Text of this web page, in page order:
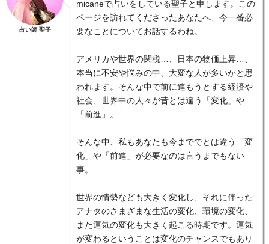
占い師 聖子
micaneで占いをしている聖子と申します。この
ページを訪れてくださったあなたへ、今一番必
要なことについてお話するわね。
アメリカや世界の関税…、日本の物価上昇…、
本当に不安や悩みの中、大変な人が多いかと思
われます。そんな中で前に進もうとする経済や
社会、世界中の人々が昔とは違う「変化」や
「前進」。
そんな中、私もあなたも今まででとは違う「変
化」や「前進」が必要なのは言うまでもない
事。
世界の情勢なども大きく変化し、それに伴った
アナタのさまざまな生活の変化、環境の変化、
また運気の変化も大きく起こる時期です。運気
が変わるということは変化のチャンスでもあり